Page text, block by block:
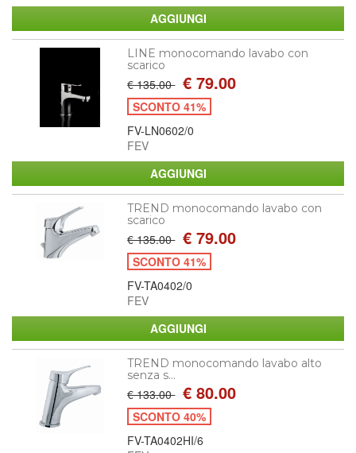
LINE monocomando lavabo con
scarico
€ 135.00 € 79.00
SCONTO 41%
FV-LN0602/0
FEV
TREND monocomando lavabo con
scarico
€ 135.00 € 79.00
SCONTO 41%
FV-TA0402/0
FEV
TREND monocomando lavabo alto
senza s...
€ 133.00 € 80.00
SCONTO 40%
FV-TA0402HI/6